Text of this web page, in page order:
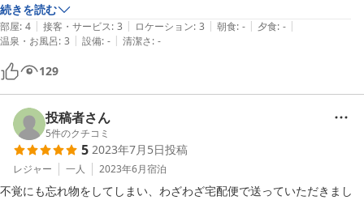
など。
廊下にはグッズや本がひしめいていてマニア心をくすぐります。
部屋はかなり広くて5人ぐらい泊まれそうです。
部屋からは列車を眺めることができます。
外には建設中のレールがあり近々車両運行予定のことです。
全体的に古さは否めませんが、国鉄色が漂うたたずまいなので好きな人
はたまらないと思います。
入浴は向かいの温泉旅館で何度でも無料で入ることができます。
WiFiはありませんが楽天でも電波は良好でした。
続きを読む
部屋: 4 | 接客・サービス: 3 | ロケーション: 3 | 朝食: - | 夕食: - |
温泉・お風呂: 3 | 設備: - | 清潔さ: -
129
投稿者さん
5件のクチコミ
5 2023年7月5日投稿
レジャー 一人 2023年6月宿泊
不覚にも忘れ物をしてしまい、わざわざ宅配便で送っていただきまし